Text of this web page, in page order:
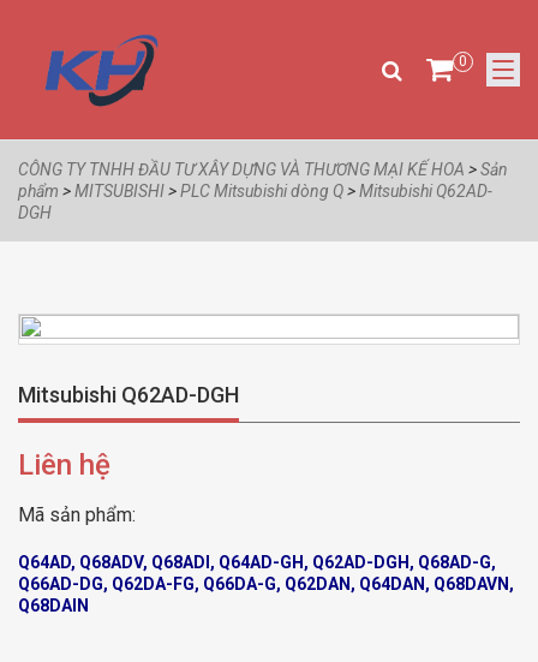
0
CÔNG TY TNHH ĐẦU TƯ XÂY DỰNG VÀ THƯƠNG MẠI KẾ HOA >Sản
phẩm >MITSUBISHI>PLC Mitsubishi dòng Q>Mitsubishi Q62AD-
DGH
Mitsubishi Q62AD-DGH
Liên hệ
Mã sản phẩm:
Q64AD, Q68ADV, Q68ADI, Q64AD-GH, Q62AD-DGH, Q68AD-G,
Q66AD-DG, Q62DA-FG, Q66DA-G, Q62DAN, Q64DAN, Q68DAVN,
Q68DAIN